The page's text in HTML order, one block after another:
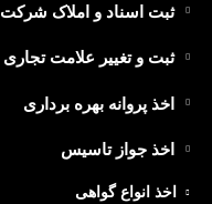
ثبت اسناد و املاک شرکت
ثبت و تغییر علامت تجاری
اخذ پروانه بهره برداری
اخذ جواز تاسیس
اخذ انواع گواهی